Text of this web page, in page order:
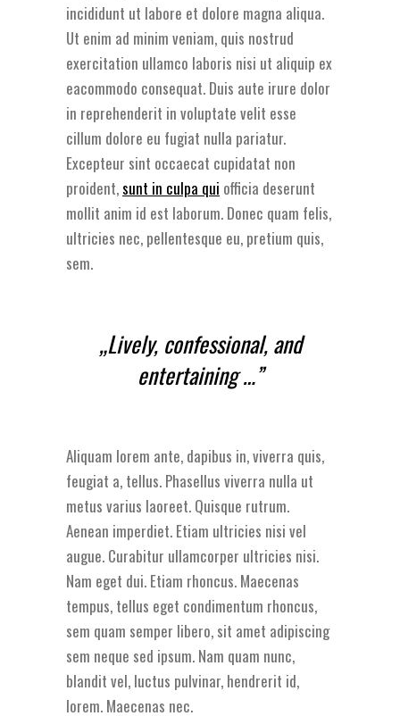
incididunt ut labore et dolore magna aliqua.
Ut enim ad minim veniam, quis nostrud
exercitation ullamco laboris nisi ut aliquip ex
eacommodo consequat. Duis aute irure dolor
in reprehenderit in voluptate velit esse
cillum dolore eu fugiat nulla pariatur.
Excepteur sint occaecat cupidatat non
proident,sunt in culpa qui officia deserunt
mollit anim id est laborum. Donec quam felis,
ultricies nec, pellentesque eu, pretium quis,
sem.
„Lively, confessional, and
entertaining …”
Aliquam lorem ante, dapibus in, viverra quis,
feugiat a, tellus. Phasellus viverra nulla ut
metus varius laoreet. Quisque rutrum.
Aenean imperdiet. Etiam ultricies nisi vel
augue. Curabitur ullamcorper ultricies nisi.
Nam eget dui. Etiam rhoncus. Maecenas
tempus, tellus eget condimentum rhoncus,
sem quam semper libero, sit amet adipiscing
sem neque sed ipsum. Nam quam nunc,
blandit vel, luctus pulvinar, hendrerit id,
lorem. Maecenas nec.